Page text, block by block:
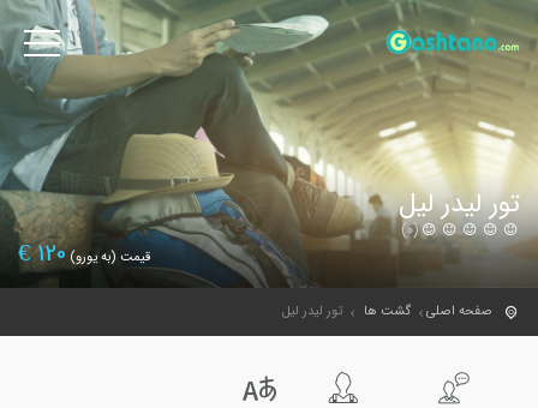
تور لیدر لیل
(0)
قیمت (به یورو) 120
€
صفحه اصلی گشت ها تور لیدر لیل